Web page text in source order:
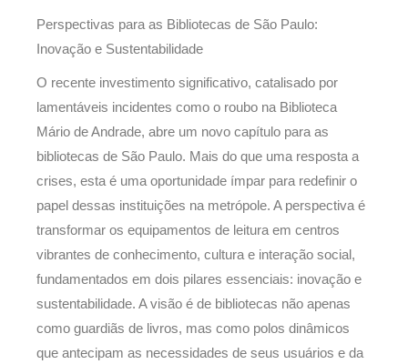
Perspectivas para as Bibliotecas de São Paulo:
Inovação e Sustentabilidade
O recente investimento significativo, catalisado por
lamentáveis incidentes como o roubo na Biblioteca
Mário de Andrade, abre um novo capítulo para as
bibliotecas de São Paulo. Mais do que uma resposta a
crises, esta é uma oportunidade ímpar para redefinir o
papel dessas instituições na metrópole. A perspectiva é
transformar os equipamentos de leitura em centros
vibrantes de conhecimento, cultura e interação social,
fundamentados em dois pilares essenciais: inovação e
sustentabilidade. A visão é de bibliotecas não apenas
como guardiãs de livros, mas como polos dinâmicos
que antecipam as necessidades de seus usuários e da